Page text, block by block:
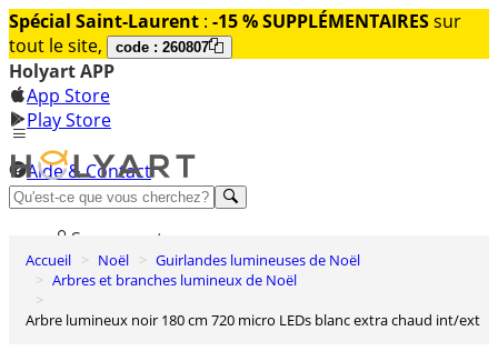
Spécial Saint-Laurent : -15 % SUPPLÉMENTAIRESsur
tout le site,
code : 260807
Holyart APP
App Store
Play Store
Aide & Contact
Découvrez Premium
Se connecter
Liste des envies
Panier
Accueil Noël
Guirlandes lumineuses de Noël
Arbres et branches lumineux de Noël
Arbre lumineux noir 180 cm 720 micro LEDs blanc extra chaud int/ext